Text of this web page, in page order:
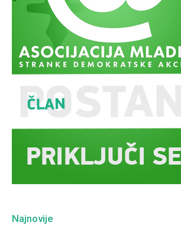
Najnovije